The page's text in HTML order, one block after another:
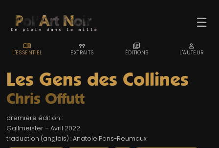
☰
ACCUEIL
TROMBINO
INDEX
Les Gens des Collines
Chris Offutt
première édition :
Gallmeister – Avril 2022
traduction (anglais) : Anatole Pons-Reumaux
MENU_BOOK
L'ESSENTIEL
FORMAT_QUOTE
EXTRAITS
LIBRARY_BOOKS
ÉDITIONS
PERSON
L'AUTEUR